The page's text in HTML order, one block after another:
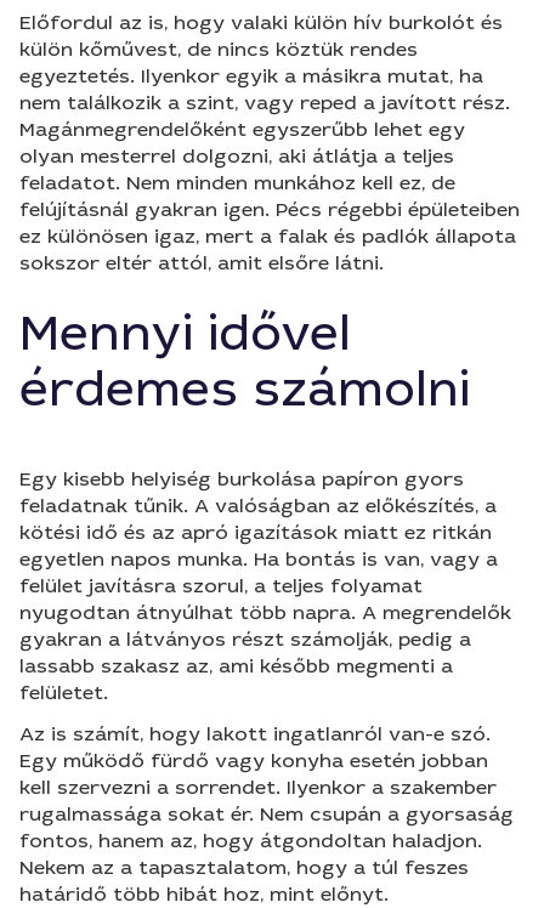
Előfordul az is, hogy valaki külön hív burkolót és
külön kőművest, de nincs köztük rendes
egyeztetés. Ilyenkor egyik a másikra mutat, ha
nem találkozik a szint, vagy reped a javított rész.
Magánmegrendelőként egyszerűbb lehet egy
olyan mesterrel dolgozni, aki átlátja a teljes
feladatot. Nem minden munkához kell ez, de
felújításnál gyakran igen. Pécs régebbi épületeiben
ez különösen igaz, mert a falak és padlók állapota
sokszor eltér attól, amit elsőre látni.
Mennyi idővel
érdemes számolni
Egy kisebb helyiség burkolása papíron gyors
feladatnak tűnik. A valóságban az előkészítés, a
kötési idő és az apró igazítások miatt ez ritkán
egyetlen napos munka. Ha bontás is van, vagy a
felület javításra szorul, a teljes folyamat
nyugodtan átnyúlhat több napra. A megrendelők
gyakran a látványos részt számolják, pedig a
lassabb szakasz az, ami később megmenti a
felületet.
Az is számít, hogy lakott ingatlanról van-e szó.
Egy működő fürdő vagy konyha esetén jobban
kell szervezni a sorrendet. Ilyenkor a szakember
rugalmassága sokat ér. Nem csupán a gyorsaság
fontos, hanem az, hogy átgondoltan haladjon.
Nekem az a tapasztalatom, hogy a túl feszes
határidő több hibát hoz, mint előnyt.